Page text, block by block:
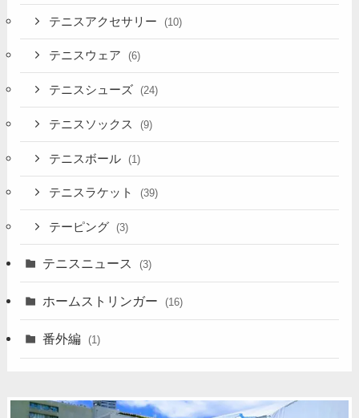
テニスアクセサリー (10)
テニスウェア (6)
テニスシューズ (24)
テニスソックス (9)
テニスボール (1)
テニスラケット (39)
テーピング (3)
テニスニュース (3)
ホームストリンガー (16)
番外編 (1)